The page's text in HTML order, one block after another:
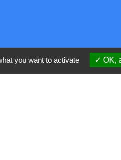
you want to activate OK,